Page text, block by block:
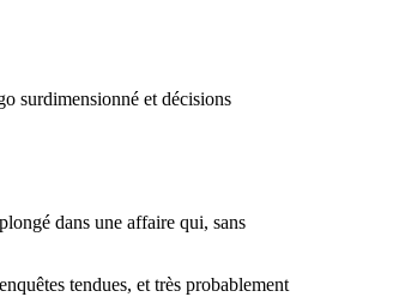
surdimensionné et décisions
dans une affaire qui, sans
tendues, et très probablement